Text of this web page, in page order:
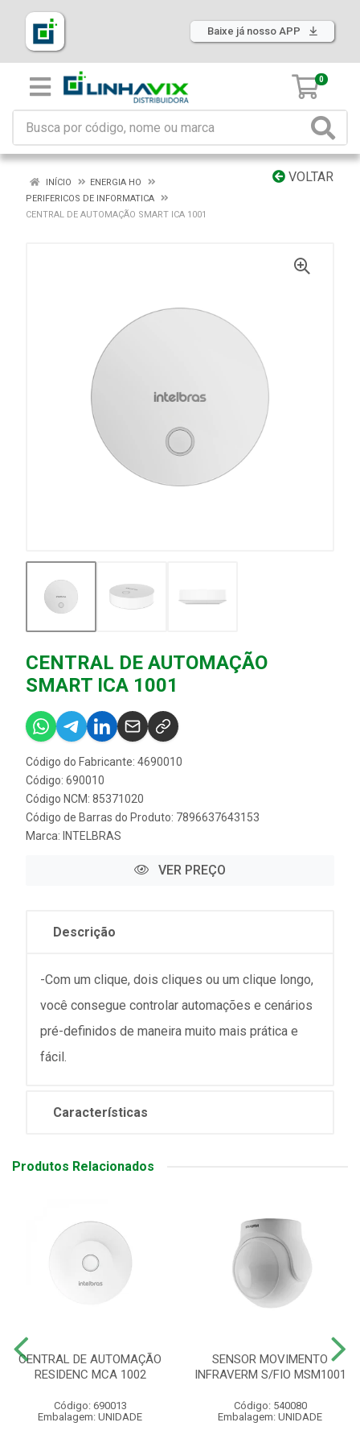
Baixe já nosso APP
0
VOLTAR
INÍCIO
ENERGIA HO
PERIFERICOS DE INFORMATICA
CENTRAL DE AUTOMAÇÃO SMART ICA 1001
CENTRAL DE AUTOMAÇÃO
SMART ICA 1001
Código do Fabricante: 4690010
Código: 690010
Código NCM: 85371020
Código de Barras do Produto: 7896637643153
Marca: INTELBRAS
VER PREÇO
Descrição
-Com um clique, dois cliques ou um clique longo,
você consegue controlar automações e cenários
pré-definidos de maneira muito mais prática e
fácil.
Características
Produtos Relacionados
CENTRAL DE AUTOMAÇÃO
RESIDENC MCA 1002
Código: 690013
Embalagem: UNIDADE
SENSOR MOVIMENTO
INFRAVERM S/FIO MSM1001
Código: 540080
Embalagem: UNIDADE